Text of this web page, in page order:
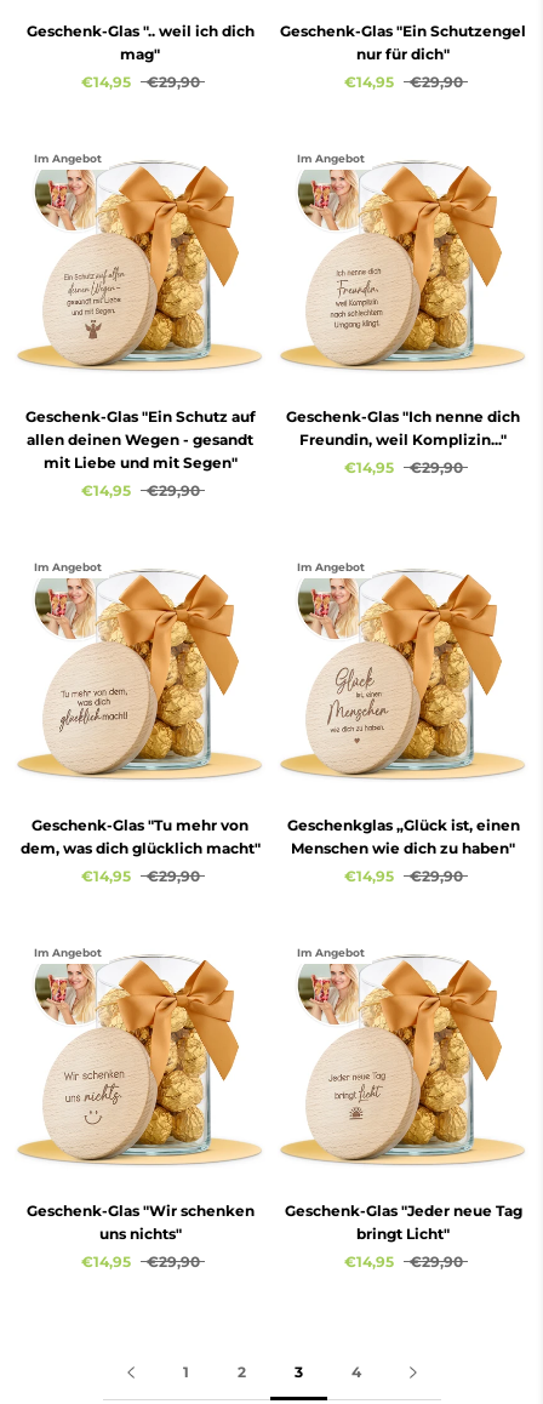
Geschenk-Glas ".. weil ich dich
mag"
€14,95
€29,90
Geschenk-Glas "Ein Schutzengel
nur für dich"
€14,95
€29,90
Im Angebot
Geschenk-Glas "Ein Schutz auf
allen deinen Wegen - gesandt
mit Liebe und mit Segen"
€14,95
€29,90
Im Angebot
Geschenk-Glas "Ich nenne dich
Freundin, weil Komplizin..."
€14,95
€29,90
Im Angebot
Geschenk-Glas "Tu mehr von
dem, was dich glücklich macht"
€14,95
€29,90
Im Angebot
Geschenkglas „Glück ist, einen
Menschen wie dich zu haben"
€14,95
€29,90
Im Angebot
Geschenk-Glas "Wir schenken
uns nichts"
€14,95
€29,90
Im Angebot
Geschenk-Glas "Jeder neue Tag
bringt Licht"
€14,95
€29,90
1 2 3 4